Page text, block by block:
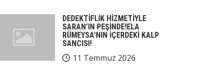
DEDEKTİFLİK HİZMETİYLE
SARAN’IN PEŞİNDE!ELA
RÜMEYSA’NIN İÇERDEKİ KALP
SANCISI!
11 Temmuz 2026